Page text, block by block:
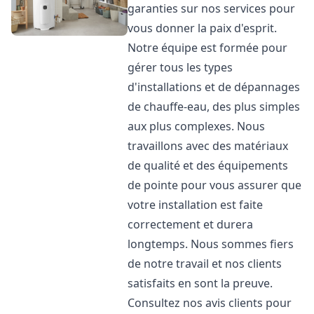
garanties sur nos services pour
vous donner la paix d'esprit.
Notre équipe est formée pour
gérer tous les types
d'installations et de dépannages
de chauffe-eau, des plus simples
aux plus complexes. Nous
travaillons avec des matériaux
de qualité et des équipements
de pointe pour vous assurer que
votre installation est faite
correctement et durera
longtemps. Nous sommes fiers
de notre travail et nos clients
satisfaits en sont la preuve.
Consultez nos avis clients pour